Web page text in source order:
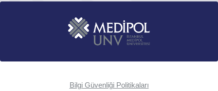
Bilgi Güvenliği Politikaları